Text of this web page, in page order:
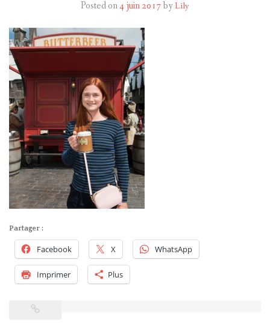
HARRY POTTER
LES ACTEURS
J.K. ROWLING
PRODUITS DÉRIVÉS
A PROPOS
Posted on4 juin 2017by Lily
Partager :
Facebook X WhatsApp
Imprimer Plus